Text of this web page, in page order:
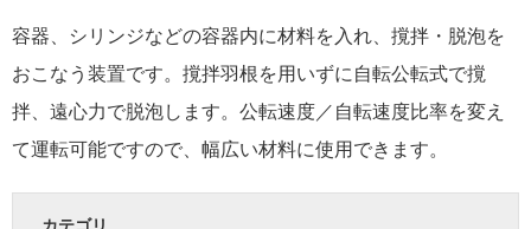
容器、シリンジなどの容器内に材料を入れ、撹拌・脱泡を
おこなう装置です。撹拌羽根を用いずに自転公転式で撹
拌、遠心力で脱泡します。公転速度／自転速度比率を変え
て運転可能ですので、幅広い材料に使用できます。